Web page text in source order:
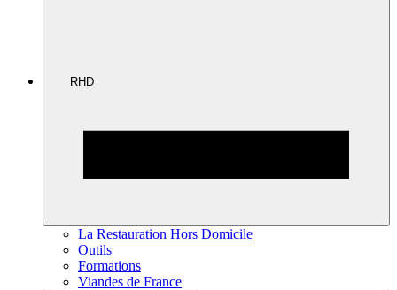
RHD
La Restauration Hors Domicile
Outils
Formations
Viandes de France